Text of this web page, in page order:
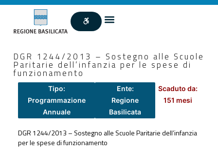
DGR 1244/2013 – Sostegno alle Scuole
Paritarie dell’infanzia per le spese di
funzionamento
Tipo:
Programmazione
Annuale
Ente:
Regione
Basilicata
Scaduto da:
151 mesi
DGR 1244/2013 – Sostegno alle Scuole Paritarie dell’infanzia
per le spese di funzionamento